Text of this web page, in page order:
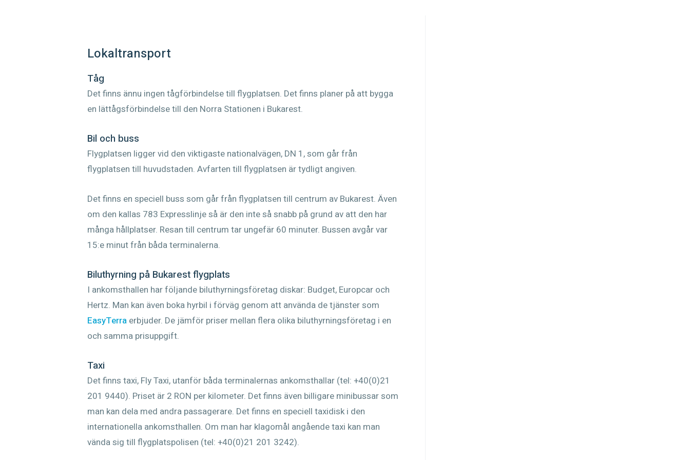
Lokaltransport
Tåg
Det finns ännu ingen tågförbindelse till flygplatsen. Det finns planer på att bygga
en lättågsförbindelse till den Norra Stationen i Bukarest.
Bil och buss
Flygplatsen ligger vid den viktigaste nationalvägen, DN 1, som går från
flygplatsen till huvudstaden. Avfarten till flygplatsen är tydligt angiven.
Det finns en speciell buss som går från flygplatsen till centrum av Bukarest. Även
om den kallas 783 Expresslinje så är den inte så snabb på grund av att den har
många hållplatser. Resan till centrum tar ungefär 60 minuter. Bussen avgår var
15:e minut från båda terminalerna.
Biluthyrning på Bukarest flygplats
I ankomsthallen har följande biluthyrningsföretag diskar: Budget, Europcar och
Hertz. Man kan även boka hyrbil i förväg genom att använda de tjänster som
EasyTerra erbjuder. De jämför priser mellan flera olika biluthyrningsföretag i en
och samma prisuppgift.
Taxi
Det finns taxi, Fly Taxi, utanför båda terminalernas ankomsthallar (tel: +40(0)21
201 9440). Priset är 2 RON per kilometer. Det finns även billigare minibussar som
man kan dela med andra passagerare. Det finns en speciell taxidisk i den
internationella ankomsthallen. Om man har klagomål angående taxi kan man
vända sig till flygplatspolisen (tel: +40(0)21 201 3242).